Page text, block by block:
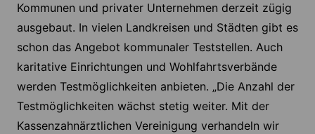
Kommunen und privater Unternehmen derzeit zügig
ausgebaut. In vielen Landkreisen und Städten gibt es
schon das Angebot kommunaler Teststellen. Auch
karitative Einrichtungen und Wohlfahrtsverbände
werden Testmöglichkeiten anbieten. „Die Anzahl der
Testmöglichkeiten wächst stetig weiter. Mit der
Kassenzahnärztlichen Vereinigung verhandeln wir